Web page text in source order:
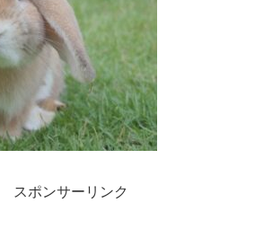
スポンサーリンク